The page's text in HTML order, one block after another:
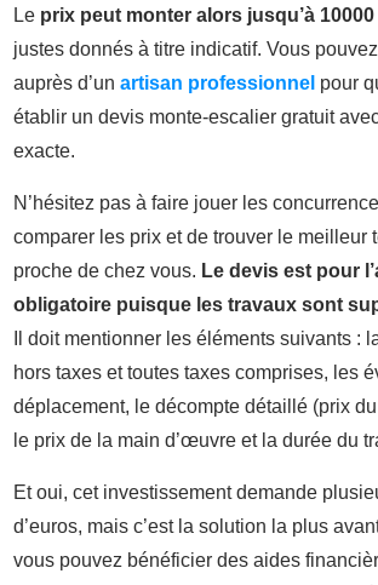
Le prix peut monter alors jusqu’à 10000
justes donnés à titre indicatif. Vous
auprès d’un artisan professionnel pour
établir un devis monte-escalier gratuit
exacte.
N’hésitez pas à faire jouer les
comparer les prix et de trouver le meilleur
proche de chez vous. Le devis est pour
obligatoire puisque les travaux sont
Il doit mentionner les éléments suivants :
hors taxes et toutes taxes comprises, les
déplacement, le décompte détaillé (prix
le prix de la main d’œuvre et la durée du
Et oui, cet investissement demande
d’euros, mais c’est la solution la plus
vous pouvez bénéficier des aides